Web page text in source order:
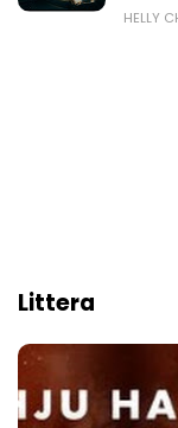
HELLY
Littera